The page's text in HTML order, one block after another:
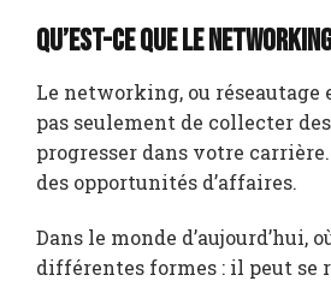
Qu’est-ce que le
Le networking, ou réseautage
pas seulement de collecter
progresser dans votre
des opportunités d’affaires.
Dans le monde
différentes formes : il peut se